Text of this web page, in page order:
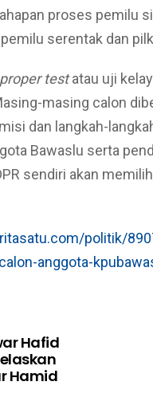
proses pemilu
serentak dan
testatau uji
masing calon
dan langkah-
Bawaslu serta
sendiri akan
politik/
anggota-
Hafid
Hamid